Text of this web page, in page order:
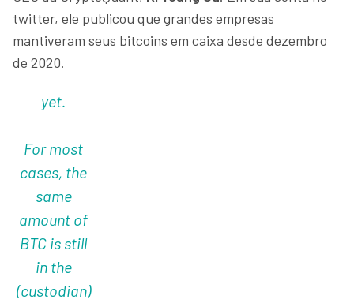
twitter, ele publicou que grandes empresas
mantiveram seus bitcoins em caixa desde dezembro
de 2020.
yet.
For most
cases, the
same
amount of
BTC is still
in the
(custodian)